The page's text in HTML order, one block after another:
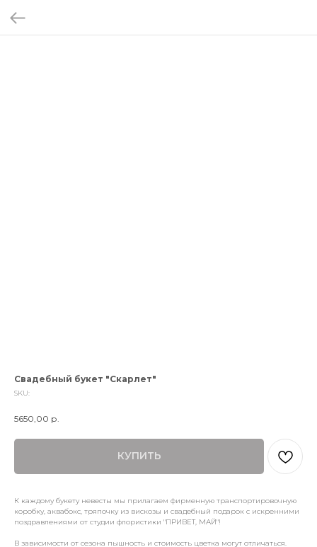
Свадебный букет "Скарлет"
SKU:
5650,00 р.
КУПИТЬ
К каждому букету невесты мы прилагаем фирменную транспортировочную
коробку, аквабокс, тряпочку из вискозы и свадебный подарок с искренними
поздравлениями от студии флористики "ПРИВЕТ, МАЙ"!
В зависимости от сезона пышность и стоимость цветка могут отличаться.